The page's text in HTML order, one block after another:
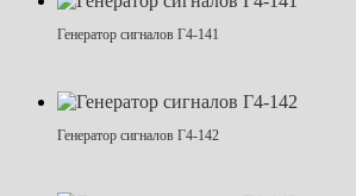
Генератор сигналов Г4-141
Генератор сигналов Г4-142